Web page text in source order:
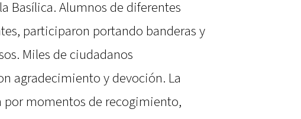
Basílica. Alumnos de diferentes
participaron portando banderas y
Miles de ciudadanos
agradecimiento y devoción. La
momentos de recogimiento,